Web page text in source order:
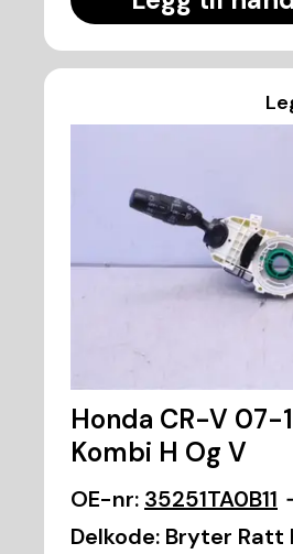
Honda CR-V 07-
Kombi H Og V
OE-nr: 35251TA0B11
Delkode: Bryter Ratt